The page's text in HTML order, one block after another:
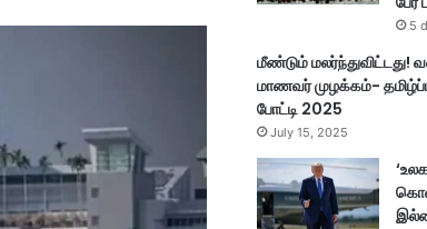
5
மீண்டும் மலர்ந்துவிட்டது!
மாணவர் முழக்கம்-
போட்டி 2025
July 15, 2025